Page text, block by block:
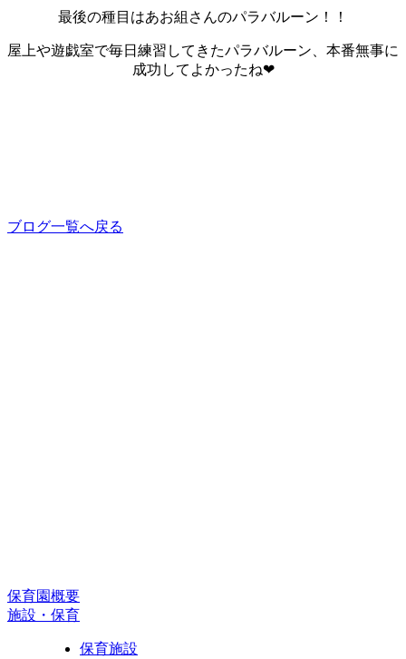
最後の種目はあお組さんのパラバルーン！！
屋上や遊戯室で毎日練習してきたパラバルーン、本番無事に
成功してよかったね❤
ブログ一覧へ戻る
保育園概要
施設・保育
保育施設